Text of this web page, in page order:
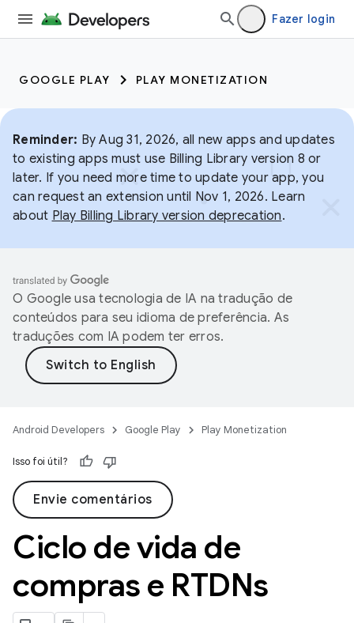
Fazer login
GOOGLE PLAY PLAY MONETIZATION
Reminder: By Aug 31, 2026, all new apps and updates
to existing apps must use Billing Library version 8 or
later. If you need more time to update your app, you
can request an extension until Nov 1, 2026. Learn
about Play Billing Library version deprecation.
O Google usa tecnologia de IA na tradução de
conteúdos para seu idioma de preferência. As
traduções com IA podem ter erros.
Android Developers Google Play Play Monetization
Isso foi útil?
Envie comentários
Ciclo de vida de
compras e RTDNs